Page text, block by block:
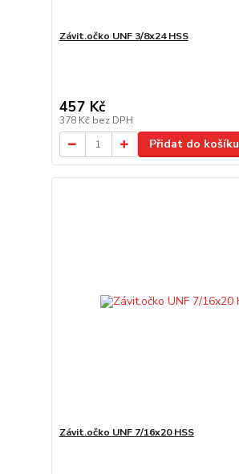
Závit.očko UNF 3/8x24 HSS
457 Kč
378 Kč bez DPH
Přidat do košíku
Závit.očko UNF 7/16x20 HSS